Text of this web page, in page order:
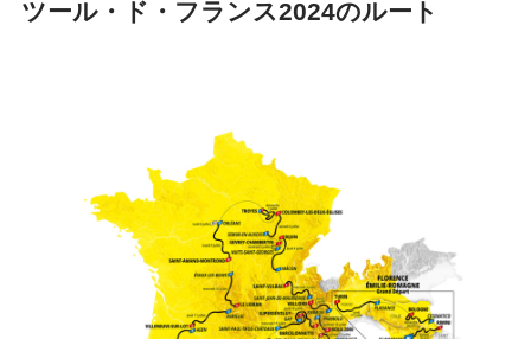
ツール・ド・フランス2024のルート